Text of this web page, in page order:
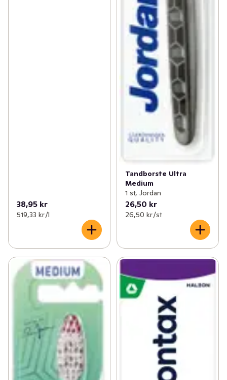
38,95 kr
519,33 kr /l
Tandborste Ultra
Medium
1 st, Jordan
26,50 kr
26,50 kr /st